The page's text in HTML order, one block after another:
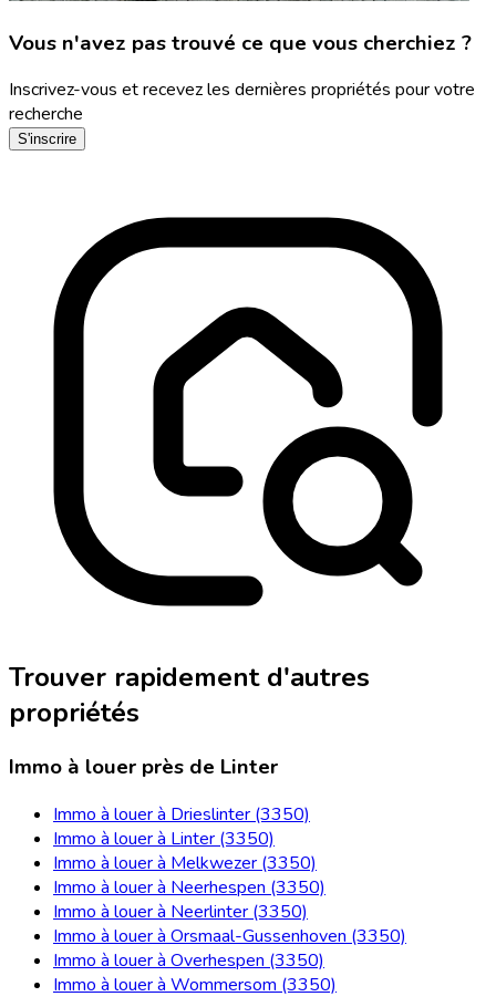
Vous n'avez pas trouvé ce que vous cherchiez ?
Inscrivez-vous et recevez les dernières propriétés pour votre
recherche
S'inscrire
Trouver rapidement d'autres
propriétés
Immo à louer près de Linter
Immo à louer à Drieslinter (3350)
Immo à louer à Linter (3350)
Immo à louer à Melkwezer (3350)
Immo à louer à Neerhespen (3350)
Immo à louer à Neerlinter (3350)
Immo à louer à Orsmaal-Gussenhoven (3350)
Immo à louer à Overhespen (3350)
Immo à louer à Wommersom (3350)